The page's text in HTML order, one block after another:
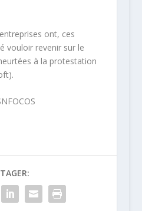
ont, ces
vouloir revenir sur le
à la protestation